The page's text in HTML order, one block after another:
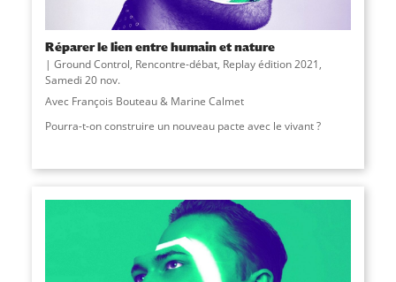
Réparer le lien entre humain et nature
Ground Control, Rencontre-débat, Replay édition 2021,
Samedi 20 nov.
Avec François Bouteau & Marine Calmet
Pourra-t-on construire un nouveau pacte avec le vivant ?